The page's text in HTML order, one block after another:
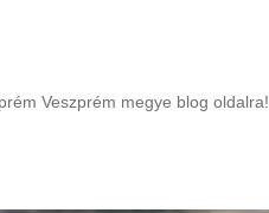
Veszprém megye blog oldalra!